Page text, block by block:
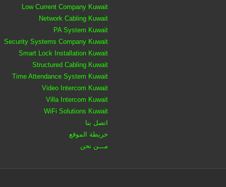
Low Current Company Kuwait
Network Cabling Kuwait
PA System Kuwait
Security Systems Company Kuwait
Smart Lock Installation Kuwait
Structured Cabling Kuwait
Time Attendance System Kuwait
Video Intercom Kuwait
Villa Intercom Kuwait
WiFi Solutions Kuwait
اتصل بنا
خريطة الموقع
مـــن نحن